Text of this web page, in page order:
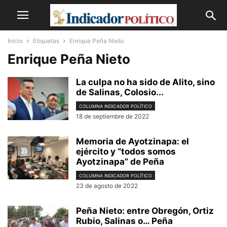
Inicio Etiquetas Enrique Peña Nieto
Enrique Peña Nieto
La culpa no ha sido de Alito, sino
de Salinas, Colosio...
COLUMNA INDICADOR POLÍTICO
18 de septiembre de 2022
Memoria de Ayotzinapa: el
ejército y “todos somos
Ayotzinapa” de Peña
COLUMNA INDICADOR POLÍTICO
23 de agosto de 2022
Peña Nieto: entre Obregón, Ortiz
Rubio, Salinas o… Peña